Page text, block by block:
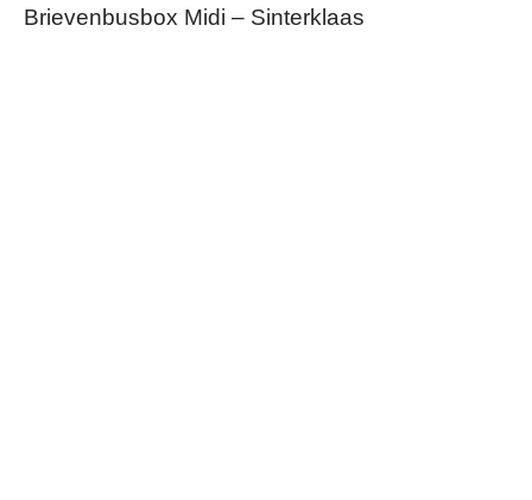
Brievenbusbox Midi – Sinterklaas